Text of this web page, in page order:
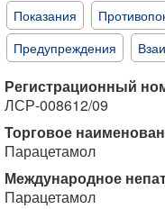
Показания
Предупреждения
Регистрационный
ЛСР-008612/09
Торговое
Парацетамол
Международное
Парацетамол